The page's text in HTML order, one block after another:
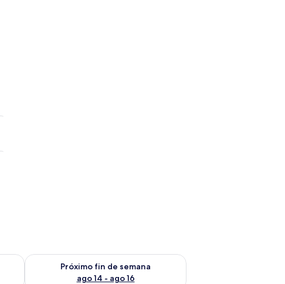
fin de semana ago 7 - ago 9
Próximo fin de semana
ago 14 - ago 16
Consulta la disponibilidad para el próximo fin de semana ago